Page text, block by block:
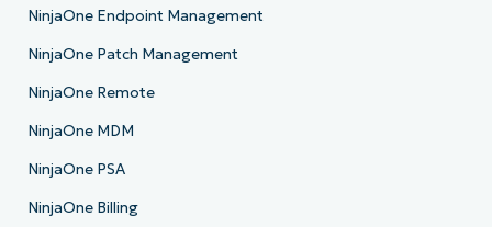
NinjaOne Endpoint Management
NinjaOne Patch Management
NinjaOne Remote
NinjaOne MDM
NinjaOne PSA
NinjaOne Billing